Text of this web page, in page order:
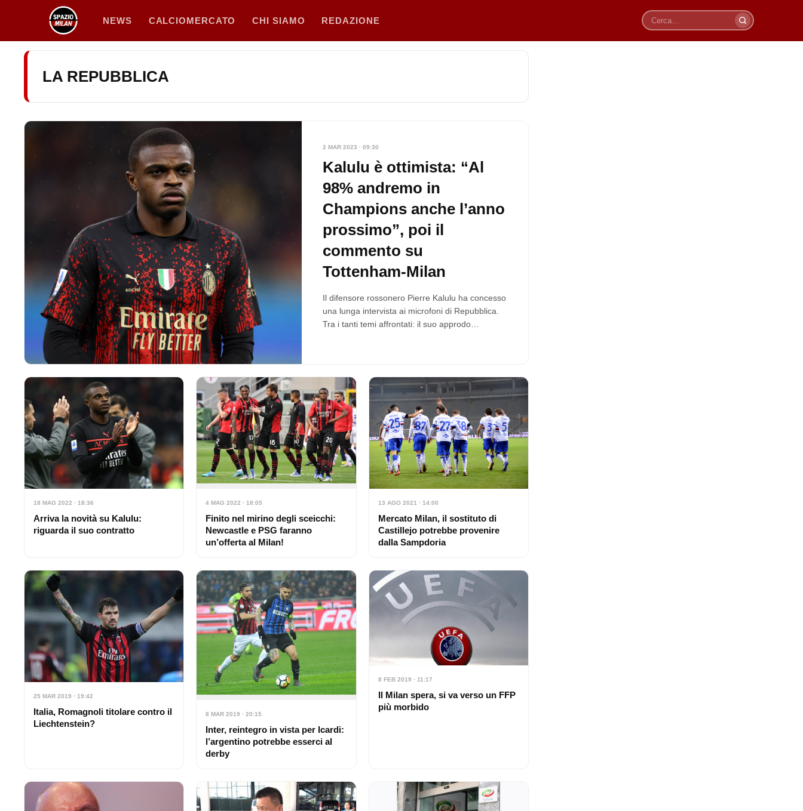
contenuto
NEWS CALCIOMERCATO CHI SIAMO REDAZIONE
Cerca
LA REPUBBLICA
2 MAR 2023 · 09:30
Kalulu è ottimista: “Al
98% andremo in
Champions anche l’anno
prossimo”, poi il
commento su
Tottenham-Milan
Il difensore rossonero Pierre Kalulu ha concesso
una lunga intervista ai microfoni di Repubblica.
Tra i tanti temi affrontati: il suo approdo…
18 MAG 2022 · 18:36
Arriva la novità su Kalulu:
riguarda il suo contratto
4 MAG 2022 · 18:05
Finito nel mirino degli sceicchi:
Newcastle e PSG faranno
un’offerta al Milan!
13 AGO 2021 · 14:00
Mercato Milan, il sostituto di
Castillejo potrebbe provenire
dalla Sampdoria
25 MAR 2019 · 19:42
Italia, Romagnoli titolare contro il
Liechtenstein?
8 MAR 2019 · 20:15
Inter, reintegro in vista per Icardi:
l’argentino potrebbe esserci al
derby
8 FEB 2019 · 11:17
Il Milan spera, si va verso un FFP
più morbido